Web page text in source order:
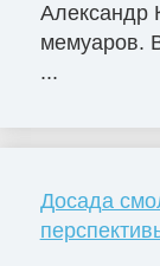
Александр
мемуаров.
...
Досада